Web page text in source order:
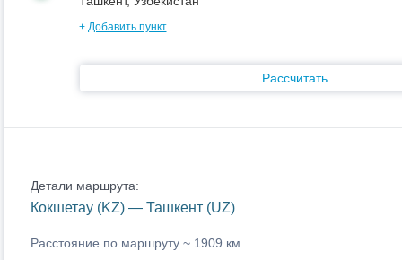
+ Добавить пункт
Рассчитать
Детали маршрута:
Кокшетау (KZ) — Ташкент (UZ)
Расстояние по маршруту ~ 1909 км